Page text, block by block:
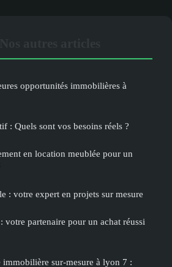
opportunités immobilières à
: Quels sont vos besoins réels ?
en location meublée pour un
: votre expert en projets sur mesure
votre partenaire pour un achat réussi
immobilière sur-mesure à lyon 7 :